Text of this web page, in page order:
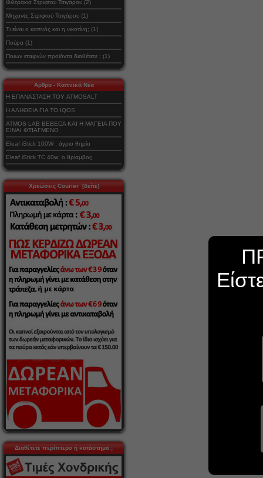
Φιλτράκια Στριφτού Τσιγάρου (2)
Μηχανές Στριφτού Τσιγάρου (1)
Τι είναι ο καπνός και η νικοτίνη; (1)
Πούρα (1)
Ποιων εταιριών προϊόντα διαθέτετε ; (1)
Αρθρα - Καπνικά Νέα
Η ΕΠΑΝΑΣΤΑΣΗ ΤΟΥ ATMOSALT
Η ΑΛΗΘΕΙΑ ΓΙΑ ΤΟ IQOS
ATMOS LAB BEBECA ΚΑΙ Η ΜΑΓΕΙΑ ΠΟΥ
ΕΙΝΑΙ ΦΤΙΑΓΜΕΝΟ
Eleaf iStick 100W : άγριο θηρίο
Eleaf iStick TC 40w: ο θρίαμβος
Χρεώσεις Courier [δείτε]
Διαθέτετε περίπτερο ή κατάστημα ;